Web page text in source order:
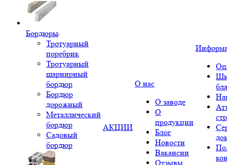
Бордюры
Тротуарный
поребрик
Тротуарный
шарнирный
бордюр
Бордюр
дорожный
Металлический
бордюр
Садовый
бордюр
АКЦИИ
О нас
О заводе
О
продукции
Блог
Новости
Вакансии
Отзывы